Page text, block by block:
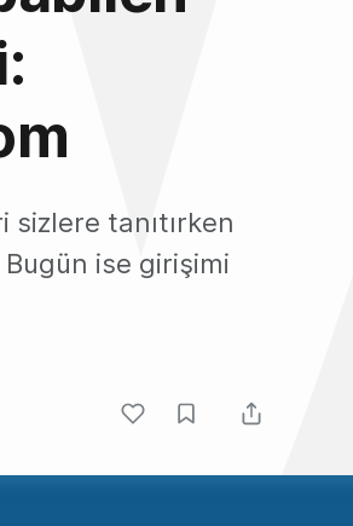
sizlere tanıtırken
ise girişimi